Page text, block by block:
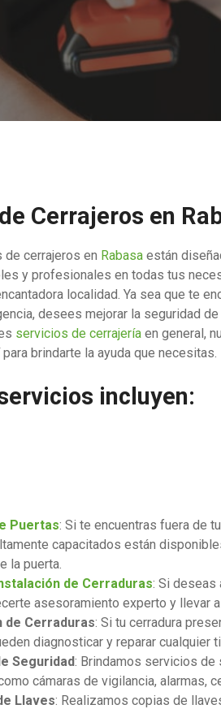
Cerrajeros en
cerrajeros en Rabasa están
y profesionales en todas tus
localidad. Ya sea que te
desees mejorar la seguridad de
servicios de cerrajería en general,
brindarte la ayuda que necesitas.
incluyen:
Puertas: Si te encuentras fuera de
capacitados están
la puerta.
de Cerraduras: Si deseas
asesoramiento experto y llevar
de Cerraduras: Si tu cerradura
diagnosticar y reparar cualquier
Seguridad: Brindamos servicios de
cámaras de vigilancia, alarmas,
Llaves: Realizamos copias de